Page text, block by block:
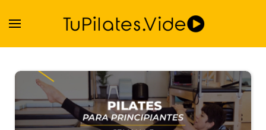
Skip to main content